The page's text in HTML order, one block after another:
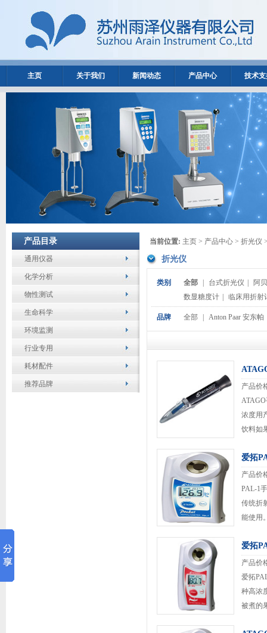
主页 关于我们 新闻动态 产品中心 技术
产品目录
通用仪器
化学分析
物性测试
生命科学
环境监测
行业专用
耗材配件
推荐品牌
当前位置: 主页 > 产品中心 > 折光仪
折光仪
类别 全部 台式折光仪
阿
数显糖度计
临床用折射
品牌 全部 Anton Paar 安东帕
产品价
浓度用
饮料如
如果您
爱拓
产品价
PAL-1
传统折
能使用
的测量
爱拓
产品价
爱拓
种高浓
被煮的